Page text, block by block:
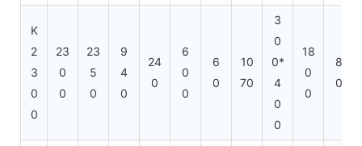
K
2
3
0
0
23
0
0
23
5
0
9
4
0
24
0
6
0
0
6
0
10
70
3
0
0*
4
0
0
18
0
0
8
0